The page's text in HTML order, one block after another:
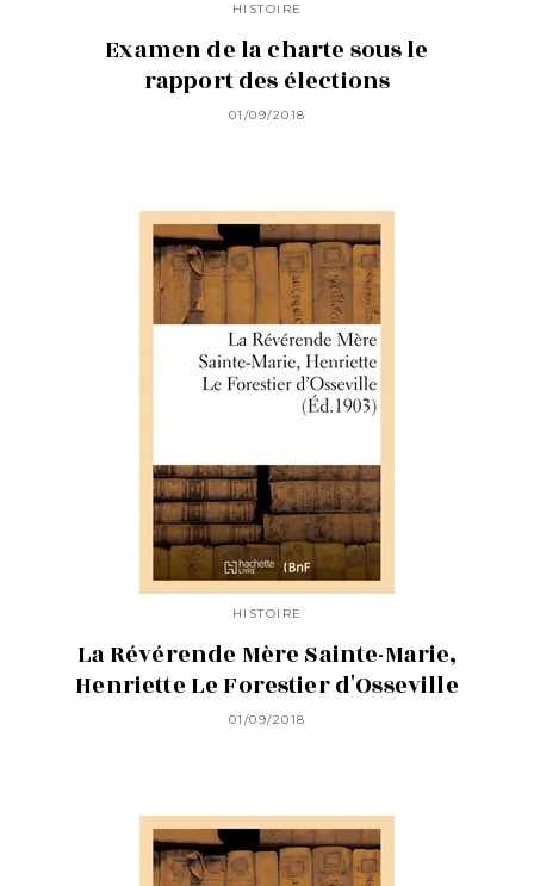
HISTOIRE
Examen de la charte sous le
rapport des élections
01/09/2018
HISTOIRE
La Révérende Mère Sainte-Marie,
Henriette Le Forestier d'Osseville
01/09/2018